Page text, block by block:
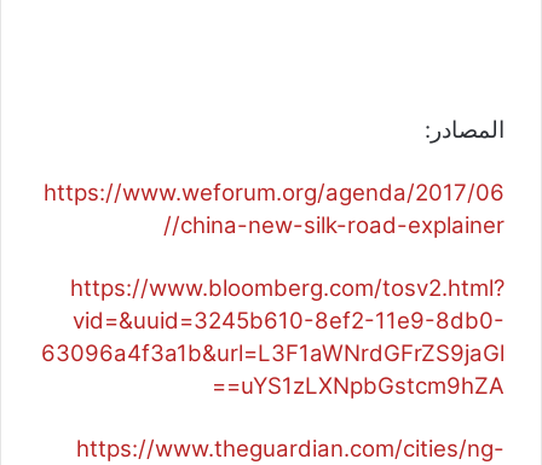
المصادر:
https://www.weforum.org/agenda/2017/06
/china-new-silk-road-explainer/
https://www.bloomberg.com/tosv2.html?
vid=&uuid=3245b610-8ef2-11e9-8db0-
63096a4f3a1b&url=L3F1aWNrdGFrZS9jaGl
uYS1zLXNpbGstcm9hZA==
https://www.theguardian.com/cities/ng-